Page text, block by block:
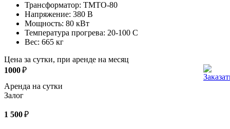
Трансформатор: ТМТО-80
Напряжение: 380 В
Мощность: 80 кВт
Температура прогрева: 20-100 C
Вес: 665 кг
Цена за сутки, при аренде на месяц
1000₽
Аренда на сутки
Залог
1 500₽